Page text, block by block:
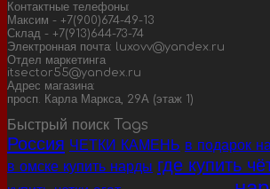
Контактные телефоны:
Максим - +7(900)674-49-13
Склад - +7(913)644-73-74
Электронная почта: luxovv@yandex.ru
Отдел маркетинга
itsector55@yandex.ru
Адрес магазина:
просп. Карла Маркса, 29А (этаж 1)
Быстрый поиск Tags
Россия ЧЕТКИ КАМЕНЬ в подарок
в омске купить нарды где купить